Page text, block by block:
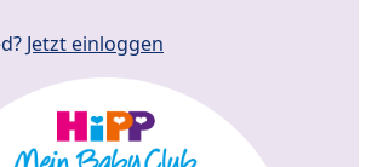
Jetzt einloggen